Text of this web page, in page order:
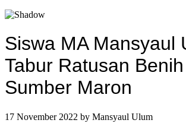
Siswa MA Mansyaul
Tabur Ratusan
Sumber Maron
17 November 2022 by Mansyaul Ulum